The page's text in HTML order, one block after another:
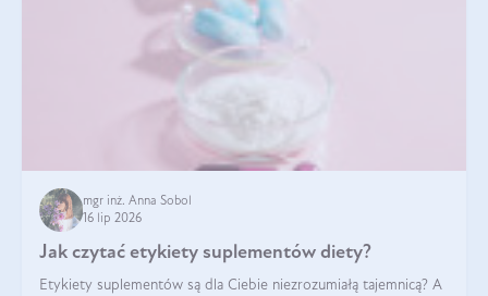
mgr inż. Anna Sobol
16 lip 2026
Jak czytać etykiety suplementów diety?
Etykiety suplementów są dla Ciebie niezrozumiałą tajemnicą? A